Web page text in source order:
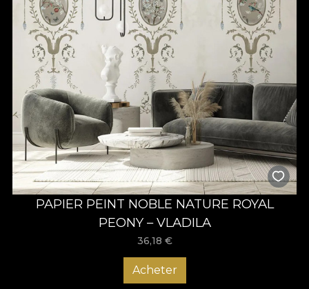
PAPIER PEINT NOBLE NATURE ROYAL
PEONY – VLADILA
36,18 €
Acheter